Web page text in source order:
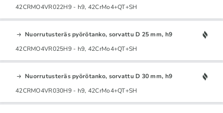
42CRMO4VR022H9 - h9, 42CrMo4+QT+SH
Nuorrutusteräs pyörötanko, sorvattu D 25 mm, h9
42CRMO4VR025H9 - h9, 42CrMo4+QT+SH
Nuorrutusteräs pyörötanko, sorvattu D 30 mm, h9
42CRMO4VR030H9 - h9, 42CrMo4+QT+SH